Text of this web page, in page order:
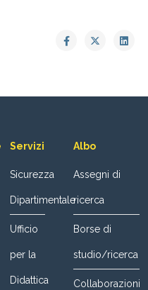
Servizi
Sicurezza
Dipartimentale
Ufficio
per la
Didattica
Albo
Assegni di
ricerca
Borse di
studio/ricerca
Collaborazioni